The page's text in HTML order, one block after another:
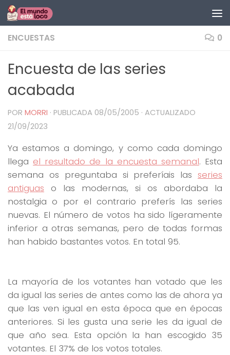
Saltar al contenido
ENCUESTAS 0
Encuesta de las series
acabada
POR MORRI · PUBLICADA 08/05/2005 · ACTUALIZADO
21/09/2023
Ya estamos a domingo, y como cada domingo
llega el resultado de la encuesta semanal. Esta
semana os preguntaba si preferíais las series
antiguas o las modernas, si os abordaba la
nostalgia o por el contrario preferís las series
nuevas. El número de votos ha sido lígeramente
inferior a otras semanas, pero de todas formas
han habido bastantes votos. En total 95.
La mayoría de los votantes han votado que les
da igual las series de antes como las de ahora ya
que las ven igual en esta época que en épocas
anteriores. Si les gusta una serie les da igual de
que año sea. Esta opción la han escogido 35
votantes. El 37% de los votos totales.